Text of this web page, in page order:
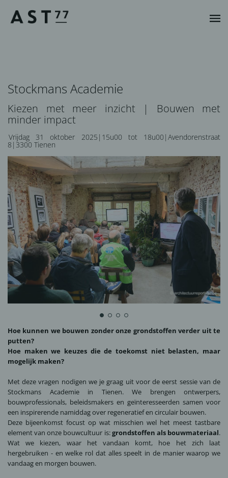
Stockmans Academie
Kiezen met meer inzicht | Bouwen met
minder impact
Vrijdag 31 oktober 2025|15u00 tot 18u00|Avendorenstraat
8|3300 Tienen
Hoe kunnen we bouwen zonder onze grondstoffen verder uit te
putten?
Hoe maken we keuzes die de toekomst niet belasten, maar
mogelijk maken?
Met deze vragen nodigen we je graag uit voor de eerst sessie van de
Stockmans Academie in Tienen. We brengen ontwerpers,
bouwprofessionals, beleidsmakers en geïnteresseerden samen voor
een inspirerende namiddag over regeneratief en circulair bouwen.
Deze bijeenkomst focust op wat misschien wel het meest tastbare
element van onze bouwcultuur is:grondstoffen als bouwmateriaal.
Wat we kiezen, waar het vandaan komt, hoe het zich laat
hergebruiken - en welke rol dat alles speelt in de manier waarop we
vandaag en morgen bouwen.